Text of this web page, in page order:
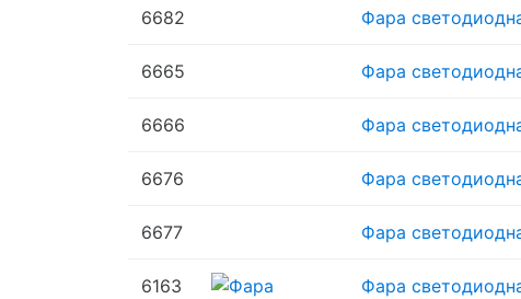
6682 Фара
6665 Фара
6666 Фара
6676 Фара
6677 Фара
6163 Фара